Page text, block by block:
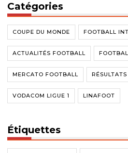
Catégories
COUPE DU MONDE FOOTBALL
ACTUALITÉS FOOTBALL
MERCATO FOOTBALL
VODACOM LIGUE 1 LINAFOOT
Étiquettes